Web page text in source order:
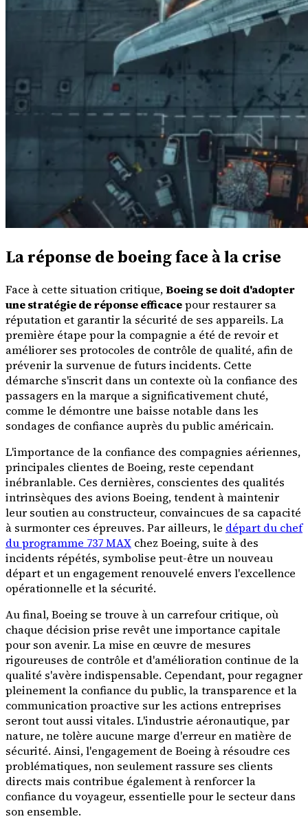
La réponse de boeing face à la crise
Face à cette situation critique,Boeing se doit d'adopter
une stratégie de réponse efficacepour restaurer sa
réputation et garantir la sécurité de ses appareils. La
première étape pour la compagnie a été de revoir et
améliorer ses protocoles de contrôle de qualité, afin de
prévenir la survenue de futurs incidents. Cette
démarche s'inscrit dans un contexte où la confiance des
passagers en la marque a significativement chuté,
comme le démontre une baisse notable dans les
sondages de confiance auprès du public américain.
L'importance de la confiance des compagnies aériennes,
principales clientes de Boeing, reste cependant
inébranlable. Ces dernières, conscientes des qualités
intrinsèques des avions Boeing, tendent à maintenir
leur soutien au constructeur, convaincues de sa capacité
à surmonter ces épreuves. Par ailleurs, le départ du chef
du programme 737 MAX chez Boeing, suite à des
incidents répétés, symbolise peut-être un nouveau
départ et un engagement renouvelé envers l'excellence
opérationnelle et la sécurité.
Au final, Boeing se trouve à un carrefour critique, où
chaque décision prise revêt une importance capitale
pour son avenir. La mise en œuvre de mesures
rigoureuses de contrôle et d'amélioration continue de la
qualité s'avère indispensable. Cependant, pour regagner
pleinement la confiance du public, la transparence et la
communication proactive sur les actions entreprises
seront tout aussi vitales. L'industrie aéronautique, par
nature, ne tolère aucune marge d'erreur en matière de
sécurité. Ainsi, l'engagement de Boeing à résoudre ces
problématiques, non seulement rassure ses clients
directs mais contribue également à renforcer la
confiance du voyageur, essentielle pour le secteur dans
son ensemble.